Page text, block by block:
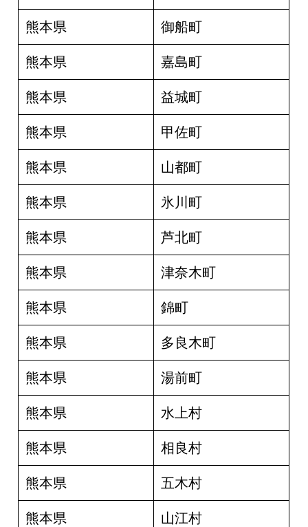
熊本県 御船町
熊本県 嘉島町
熊本県 益城町
熊本県 甲佐町
熊本県 山都町
熊本県 氷川町
熊本県 芦北町
熊本県 津奈木町
熊本県 錦町
熊本県 多良木町
熊本県 湯前町
熊本県 水上村
熊本県 相良村
熊本県 五木村
熊本県 山江村